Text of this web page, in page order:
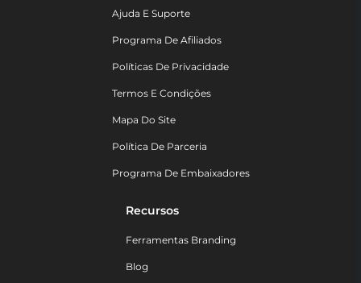
Ajuda E Suporte
Programa De Afiliados
Políticas De Privacidade
Termos E Condições
Mapa Do Site
Política De Parceria
Programa De Embaixadores
Recursos
Ferramentas Branding
Blog